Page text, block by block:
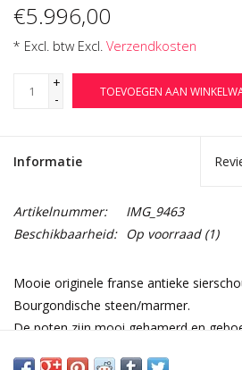
€5.996,00
* Excl. btw Excl. Verzendkosten
+
-
TOEVOEGEN AAN
Informatie
Artikelnummer:
IMG_9463
Beschikbaarheid: Op voorraad(1)
Mooie originele franse antieke
Bourgondische steen/marmer.
De poten zijn mooi gehamerd en